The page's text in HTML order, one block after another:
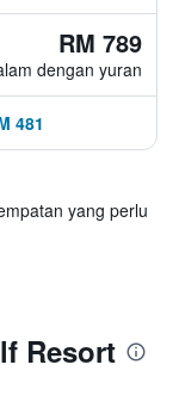
RM 789
dengan yuran
481
yang perlu
Resort